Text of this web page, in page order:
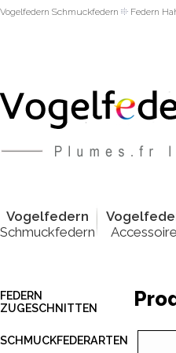
Vogelfedern Schmuckfedern Federn
Vogelfedern
Schmuckfedern
Vogelfede
FEDERN
ZUGESCHNITTEN
SCHMUCKFEDERARTEN